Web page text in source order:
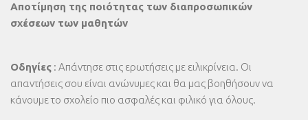
Αποτίμηση της ποιότητας των διαπροσωπικών
σχέσεων των μαθητών
Οδηγίες : Απάντησε στις ερωτήσεις με ειλικρίνεια. Οι
απαντήσεις σου είναι ανώνυμες και θα μας βοηθήσουν να
κάνουμε το σχολείο πιο ασφαλές και φιλικό για όλους.